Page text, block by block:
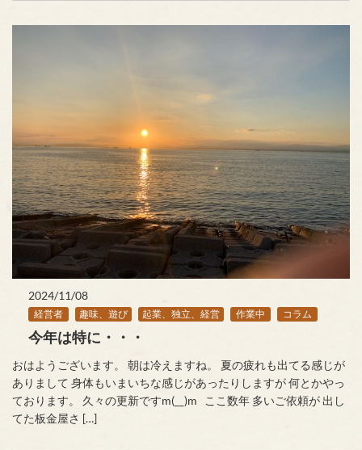
2024/11/08
経営者 趣味、遊び 起業、独立、経営 作業中 コラム
今年は特に・・・
おはようございます。 朝は冷えますね。 夏の疲れも出てる感じが
ありまして 身体もいまいちな感じがあったりしますが 何とかやっ
ております。 久々の更新ですm(__)m ここ数年 多いご依頼が 出し
てた板金屋さ […]